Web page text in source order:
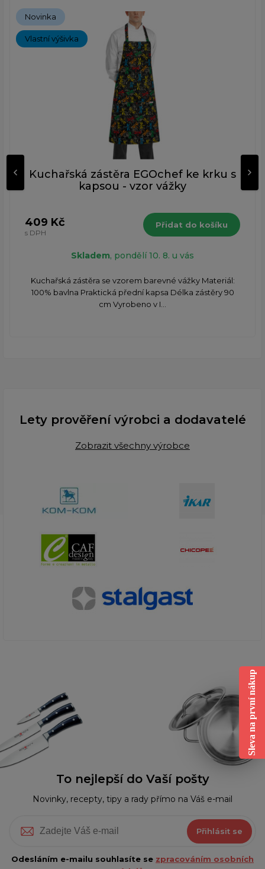
Novinka
Vlastní výšivka
Kuchařská zástěra EGOchef ke krku s
kapsou - vzor vážky
409 Kč
s DPH
Přidat do košíku
Skladem, pondělí 10. 8. u vás
Kuchařská zástěra se vzorem barevné vážky Materiál:
100% bavlna Praktická přední kapsa Délka zástěry 90
cm Vyrobeno v I...
Lety prověření výrobci a dodavatelé
Zobrazit všechny výrobce
To nejlepší do Vaší pošty
Novinky, recepty, tipy a rady přímo na Váš e-mail
Přihlásit se
Odesláním e-mailu souhlasíte se zpracováním osobních
Sleva na první nákup